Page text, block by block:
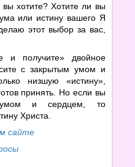
вы хотите? Хотите ли вы
или истину вашего Я
этот выбор за вас,
и получите» двойное
с закрытым умом и
низшую «истину»,
принять. Но если вы
и сердцем, то
Христа.
сайте